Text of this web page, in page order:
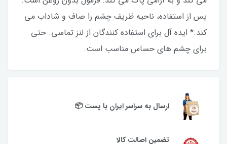
پس از استفاده، ناحیه ظریف چشم را صاف و شاداب می
کند.* ایده آل برای استفاده کنندگان از لنز تماسی. حتی
برای چشم های حساس مناسب است.
ارسال به سراسر ایران با پست 📦
تضمین اصالت کالا